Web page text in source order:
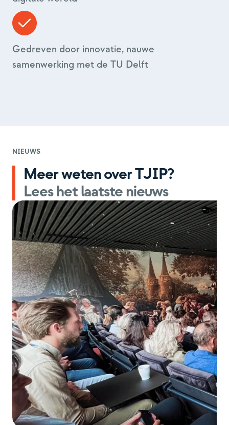
Gedreven door innovatie, nauwe
samenwerking met de TU Delft
NIEUWS
Meer weten over TJIP?
Lees het laatste nieuws